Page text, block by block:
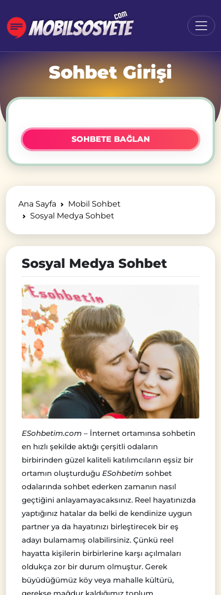
Sohbet Girişi
SOHBETE BAĞLAN
Ana Sayfa
Mobil Sohbet
Sosyal Medya Sohbet
Sosyal Medya Sohbet
ESohbetim.com – İnternet ortamınsa sohbetin
en hızlı şekilde aktığı çerşitli odaların
birbirinden güzel kaliteli katılımcıların eşsiz bir
ortamın oluşturduğu ESohbetim sohbet
odalarında sohbet ederken zamanın nasıl
geçtiğini anlayamayacaksınız. Reel hayatınızda
yaptığınız hatalar da belki de kendinize uygun
partner ya da hayatınızı birleştirecek bir eş
adayı bulamamış olabilirsiniz. Çünkü reel
hayatta kişilerin birbirlerine karşı açılmaları
oldukça zor bir durum olmuştur. Gerek
büyüdüğümüz köy veya mahalle kültürü,